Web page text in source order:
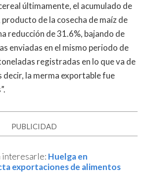
últimamente, el acumulado de
de la cosecha de maíz de
reducción de 31.6%, bajando de
enviadas en el mismo periodo de
registradas en lo que va de
decir, la merma exportable fue
PUBLICIDAD
interesarle: Huelga en
exportaciones de alimentos